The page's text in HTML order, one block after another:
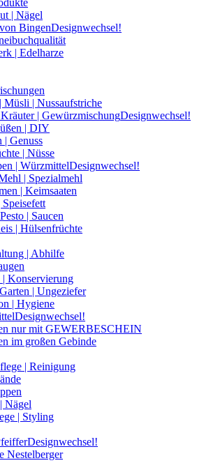
| Nägel
BingenDesignwechsel!
| Edelharze
Müsli | Nussaufstriche
| GewürzmischungDesignwechsel!
| DIY
| Genuss
| Nüsse
| WürzmittelDesignwechsel!
| Spezialmehl
| Keimsaaten
| Saucen
| Hülsenfrüchte
| Abhilfe
Konservierung
| Ungeziefer
| Hygiene
Designwechsel!
nur mit GEWERBESCHEIN
im großen Gebinde
| Reinigung
Nägel
| Styling
Designwechsel!
Nestelberger